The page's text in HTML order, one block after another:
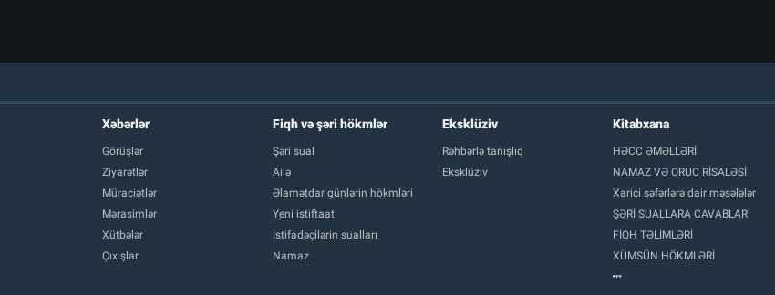
Xəbərlər
Görüşlər
Ziyarətlər
Müraciətlər
Mərasimlər
Xütbələr
Çıxışlar
Fiqh və şəri hökmlər
Şəri sual
Ailə
Əlamətdar günlərin hökmləri
Yeni istiftaat
İstifadəçilərin sualları
Namaz
Eksklüziv
Rəhbərlə tanışlıq
Eksklüziv
Kitabxana
HƏCC ƏMƏLLƏRİ
NAMAZ VƏ ORUC RİSALƏSİ
Xarici səfərlərə dair məsələlər
ŞƏRİ SUALLARA CAVABLAR
FİQH TƏLİMLƏRİ
XÜMSÜN HÖKMLƏRİ